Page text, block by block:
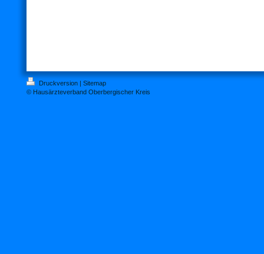
Druckversion | Sitemap
© Hausärzteverband Oberbergischer Kreis